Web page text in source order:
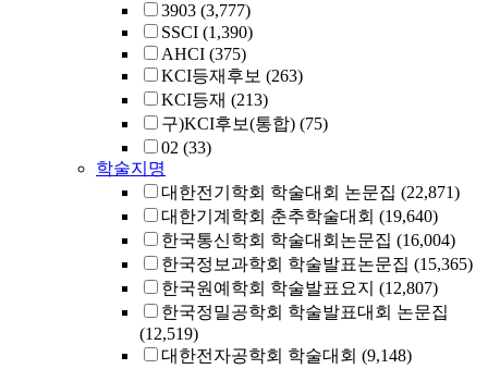
3903 (3,777)
SSCI (1,390)
AHCI (375)
KCI등재후보 (263)
KCI등재 (213)
구)KCI후보(통합) (75)
02 (33)
학술지명
대한전기학회 학술대회 논문집 (22,871)
대한기계학회 춘추학술대회 (19,640)
한국통신학회 학술대회논문집 (16,004)
한국정보과학회 학술발표논문집 (15,365)
한국원예학회 학술발표요지 (12,807)
한국정밀공학회 학술발표대회 논문집
(12,519)
대한전자공학회 학술대회 (9,148)